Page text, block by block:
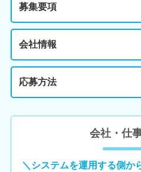
募集要項
会社情報
応募方法
会社・仕
＼システムを運用する側か